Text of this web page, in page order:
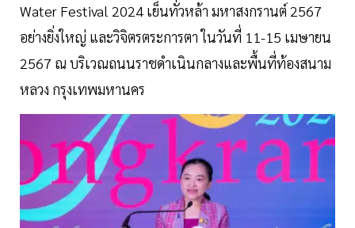
Water Festival 2024 เย็นทั่วหล้า มหาสงกรานต์ 2567
อย่างยิ่งใหญ่ และวิจิตรตระการตา ในวันที่ 11-15 เมษายน
2567 ณ บริเวณถนนราชดำเนินกลางและพื้นที่ท้องสนาม
หลวง กรุงเทพมหานคร